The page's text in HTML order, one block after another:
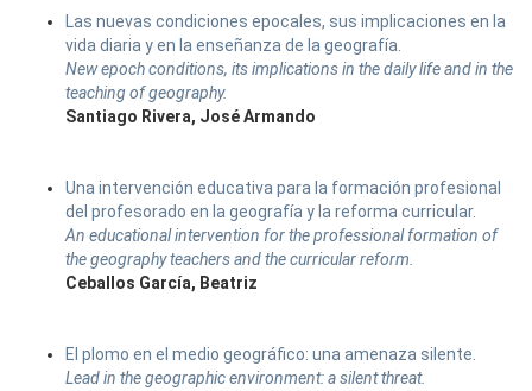
Las nuevas condiciones epocales, sus implicaciones en la
vida diaria y en la enseñanza de la geografía.
New epoch conditions, its implications in the daily life and in the
teaching of geography.
Santiago Rivera, José Armando
Una intervención educativa para la formación profesional
del profesorado en la geografía y la reforma curricular.
An educational intervention for the professional formation of
the geography teachers and the curricular reform.
Ceballos García, Beatriz
El plomo en el medio geográfico: una amenaza silente.
Lead in the geographic environment: a silent threat.